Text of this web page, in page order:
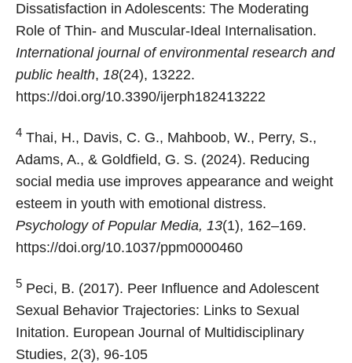
Dissatisfaction in Adolescents: The Moderating
Role of Thin- and Muscular-Ideal Internalisation.
International journal of environmental research and
public health, 18(24), 13222.
https://doi.org/10.3390/ijerph182413222
4 Thai, H., Davis, C. G., Mahboob, W., Perry, S.,
Adams, A., & Goldfield, G. S. (2024). Reducing
social media use improves appearance and weight
esteem in youth with emotional distress.
Psychology of Popular Media, 13(1), 162–169.
https://doi.org/10.1037/ppm0000460
5 Peci, B. (2017). Peer Influence and Adolescent
Sexual Behavior Trajectories: Links to Sexual
Initation. European Journal of Multidisciplinary
Studies, 2(3), 96-105